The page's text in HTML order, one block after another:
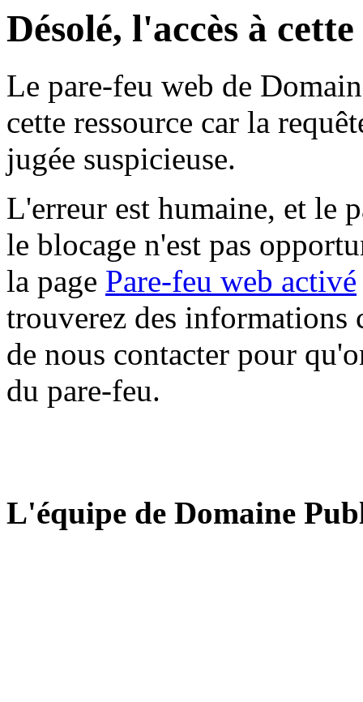
Désolé, l'accès à
Le pare-feu web de
cette ressource car la
jugée suspicieuse.
L'erreur est humaine, et le
le blocage n'est pas
la page Pare-feu web activé
trouverez des informations
de nous contacter pour
du pare-feu.
L'équipe de Domaine